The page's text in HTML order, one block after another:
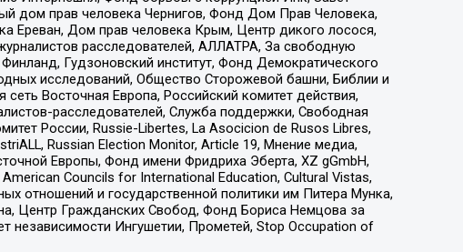
дом прав человека Чернигов, Фонд Дом Прав Человека,
Ереван, Дом прав человека Крым, Центр дикого лосося,
расследователей, АЛЛАТРА, За свободную
Гудзоновский институт, Фонд Демократического
исследований, Общество Сторожевой башни, Библии и
Восточная Европа, Российский комитет действия,
расследователей, Служба поддержки, Свободная
России, Russie-Libertes, La Asocicion de Rusos Libres,
Russian Election Monitor, Article 19, Мнение медиа,
Европы, Фонд имени Фридриха Эберта, XZ gGmbH,
Councils for International Education, Cultural Vistas,
отношений и государственной политики им Питера Мунка,
Центр Гражданских Свобод, Фонд Бориса Немцова за
независимости Ингушетии, Прометей, Stop Occupation of